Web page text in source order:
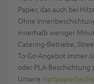
Papier, das auch bei
Ohne
innerhalb weniger
Catering-Betriebe,
To-Go-Angebot immer
oder PLA-Beschichtung
Unsere